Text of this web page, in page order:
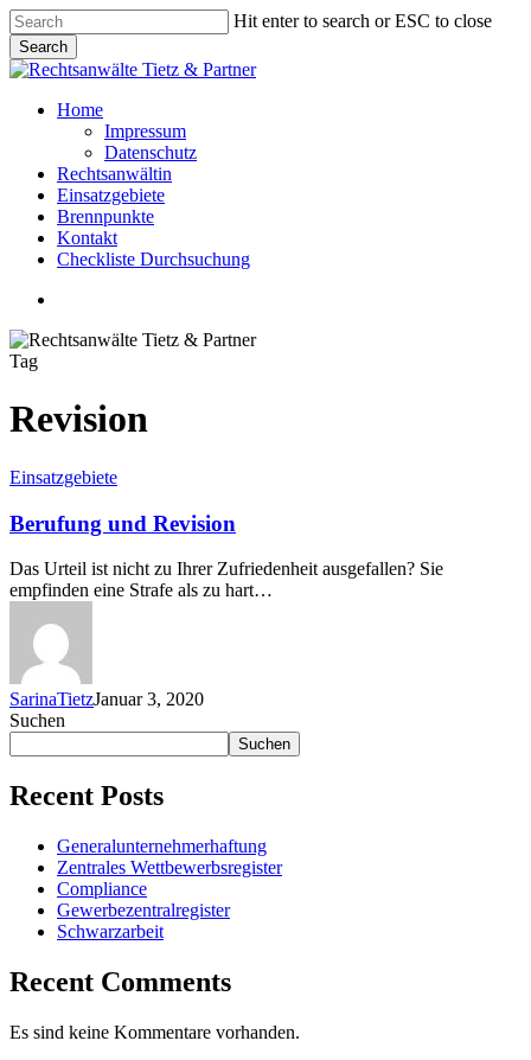
Skip
to
main
content
Hit enter to search or ESC to close
Search
Close
Menu
Home
Impressum
Datenschutz
Rechtsanwältin
Einsatzgebiete
Brennpunkte
Kontakt
Checkliste Durchsuchung
Tag
Revision
Berufung
Revision
Einsatzgebiete
Berufung und Revision
Das Urteil ist nicht zu Ihrer Zufriedenheit ausgefallen? Sie
empfinden eine Strafe als zu hart…
SarinaTietzJanuar 3, 2020
Suchen
Suchen
Recent Posts
Generalunternehmerhaftung
Zentrales Wettbewerbsregister
Compliance
Gewerbezentralregister
Schwarzarbeit
Recent Comments
Es sind keine Kommentare vorhanden.